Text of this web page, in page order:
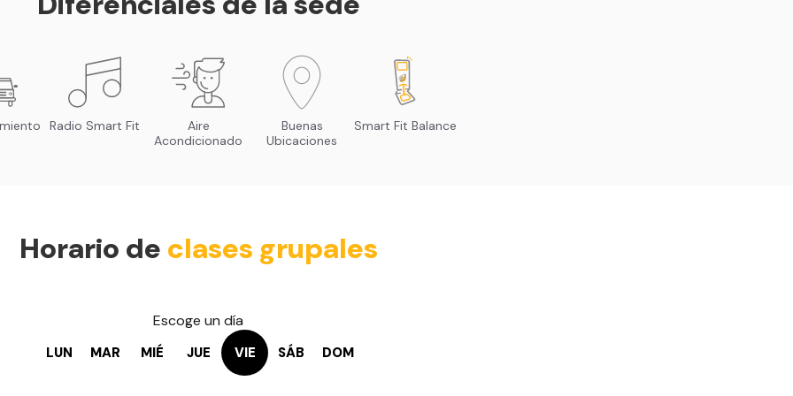
Radio Smart Fit
Aire
Acondicionado
Buenas
Ubicaciones
Smart Fit Balance
Horario de clases grupales
Escoge un día
LUN MAR MIÉ JUE VIE SÁB DOM